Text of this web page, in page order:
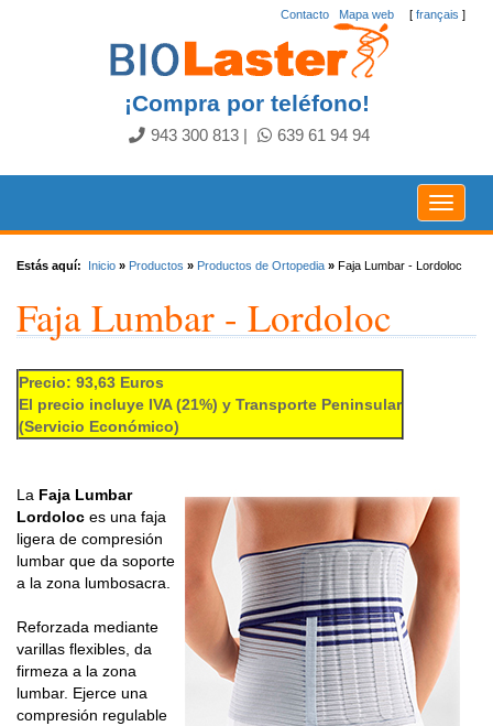
[ français ]
Contacto Mapa web
¡Compra por teléfono!
943 300 813 639 61 94 94
Toggle
Estás aquí: Inicio » Productos » Productos de Ortopedia » Faja Lumbar - Lordoloc
Faja Lumbar - Lordoloc
Precio: 93,63 Euros
El precio incluye IVA (21%) y Transporte Peninsular
(Servicio Económico)
La Faja Lumbar
Lordoloc es una faja
ligera de compresión
lumbar que da soporte
a la zona lumbosacra.
Reforzada mediante
varillas flexibles, da
firmeza a la zona
lumbar. Ejerce una
compresión regulable